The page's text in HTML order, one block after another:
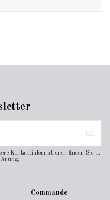
Kontaktinformationen finden Sie u.
Commande